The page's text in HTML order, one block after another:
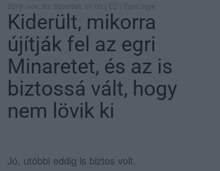
2019. nov. 30. Szombat, 01:00 | EÜ | Eger ügye
Kiderült, mikorra
újítják fel az egri
Minaretet, és az is
biztossá vált, hogy
nem lövik ki
Jó, utóbbi eddig is biztos volt.